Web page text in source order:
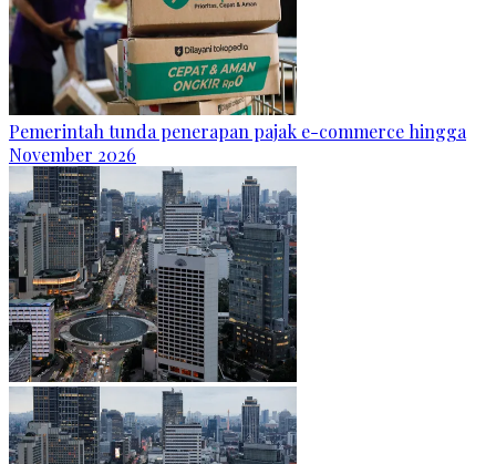
Pemerintah tunda penerapan pajak e-commerce hingga
November 2026